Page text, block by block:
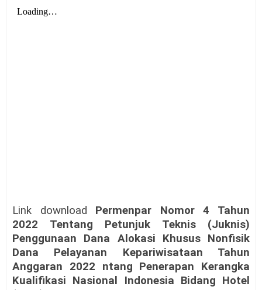
Link download Permenpar Nomor 4 Tahun
2022 Tentang Petunjuk Teknis (Juknis)
Penggunaan Dana Alokasi Khusus Nonfisik
Dana Pelayanan Kepariwisataan Tahun
Anggaran 2022 ntang Penerapan Kerangka
Kualifikasi Nasional Indonesia Bidang Hotel